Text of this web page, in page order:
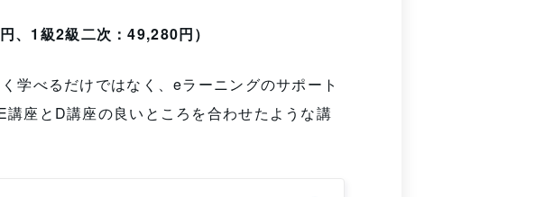
、1級2級二次：49,280円）
学べるだけではなく、eラーニングのサポート
座とD講座の良いところを合わせたような講